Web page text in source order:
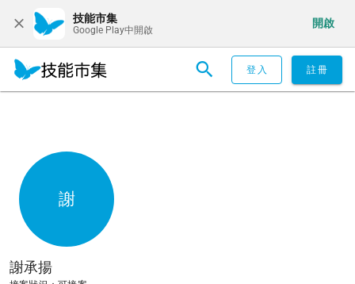
技能市集
Google Play中開啟
開啟
登入 註冊
謝
謝承揚